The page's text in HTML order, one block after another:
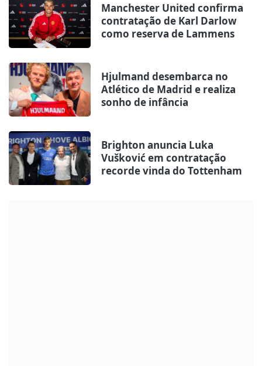
Manchester United confirma
contratação de Karl Darlow
como reserva de Lammens
Hjulmand desembarca no
Atlético de Madrid e realiza
sonho de infância
Brighton anuncia Luka
Vušković em contratação
recorde vinda do Tottenham